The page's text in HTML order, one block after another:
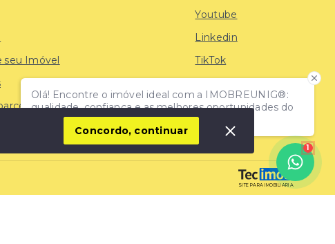
Olá! Encontre o imóvel ideal com a IMOBREUNIG®:
qualidade, confiança e as melhores oportunidades do
mercado!
1
seu Imóvel
Youtube
Linkedin
TikTok
SITE PARA IMOBILIARIA
Concordo, continuar